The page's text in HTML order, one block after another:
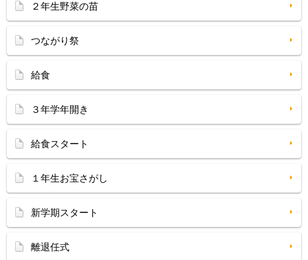
２年生野菜の苗
つながり祭
給食
３年学年開き
給食スタート
１年生お宝さがし
新学期スタート
離退任式